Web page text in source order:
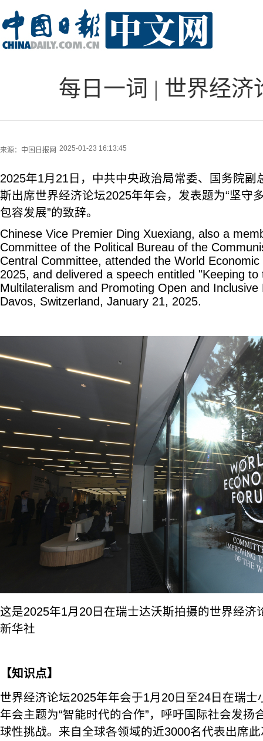
每日一词 | 世界经济
来源： 中国日报网 2025-01-23 16:13:45
2025年1月21日，中共中央政治局常委、国务院副
斯出席世界经济论坛2025年年会，发表题为“坚守
包容发展”的致辞。
Chinese Vice Premier Ding Xuexiang, also a
Committee of the Political Bureau of the
Central Committee, attended the World
2025, and delivered a speech entitled "Keeping
Multilateralism and Promoting Open and Inclusive
Davos, Switzerland, January 21, 2025.
这是2025年1月20日在瑞士达沃斯拍摄的世界经济
新华社
【知识点】
世界经济论坛2025年年会于1月20日至24日在瑞
年会主题为“智能时代的合作”，呼吁国际社会发扬
球性挑战。来自全球各领域的近3000名代表出席